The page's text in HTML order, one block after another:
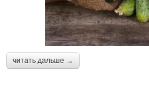
читать дальше →